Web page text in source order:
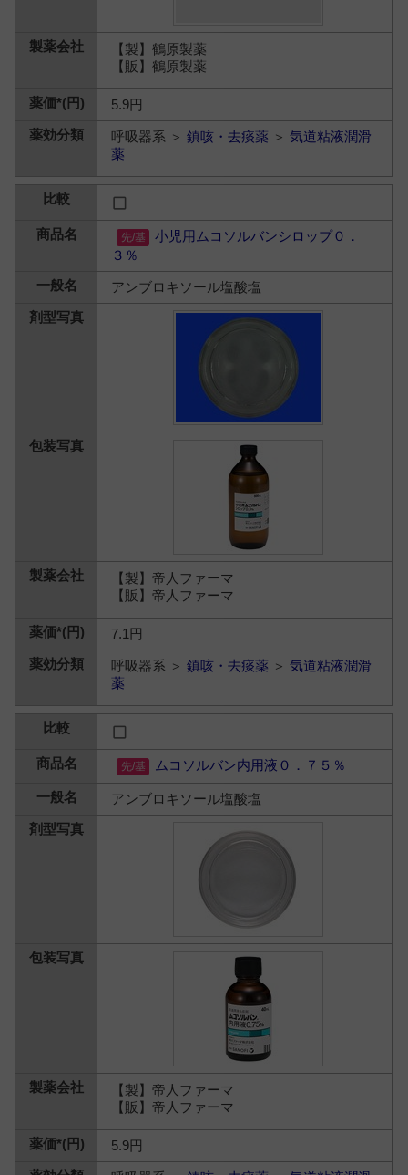
【製】鶴原製薬
【販】鶴原製薬
5.9円
呼吸器系 ＞鎮咳・去痰薬 ＞気道粘液潤滑
薬
小児用ムコソルバンシロップ０．
３％
アンブロキソール塩酸塩
【製】帝人ファーマ
【販】帝人ファーマ
7.1円
呼吸器系 ＞鎮咳・去痰薬 ＞気道粘液潤滑
薬
ムコソルバン内用液０．７５％
アンブロキソール塩酸塩
【製】帝人ファーマ
【販】帝人ファーマ
5.9円